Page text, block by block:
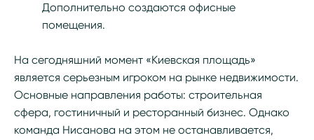
Дополнительно создаются офисные
помещения.
На сегодняшний момент «Киевская площадь»
является серьезным игроком на рынке недвижимости.
Основные направления работы: строительная
сфера, гостиничный и ресторанный бизнес. Однако
команда Нисанова на этом не останавливается,